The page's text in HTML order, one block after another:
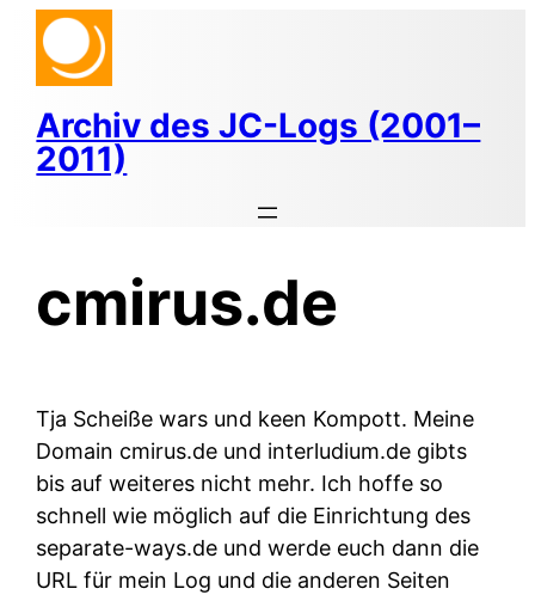
Zum
Inhalt
springen
Archiv des JC-Logs (2001–
2011)
cmirus.de
Tja Scheiße wars und keen Kompott. Meine
Domain cmirus.de und interludium.de gibts
bis auf weiteres nicht mehr. Ich hoffe so
schnell wie möglich auf die Einrichtung des
separate-ways.de und werde euch dann die
URL für mein Log und die anderen Seiten